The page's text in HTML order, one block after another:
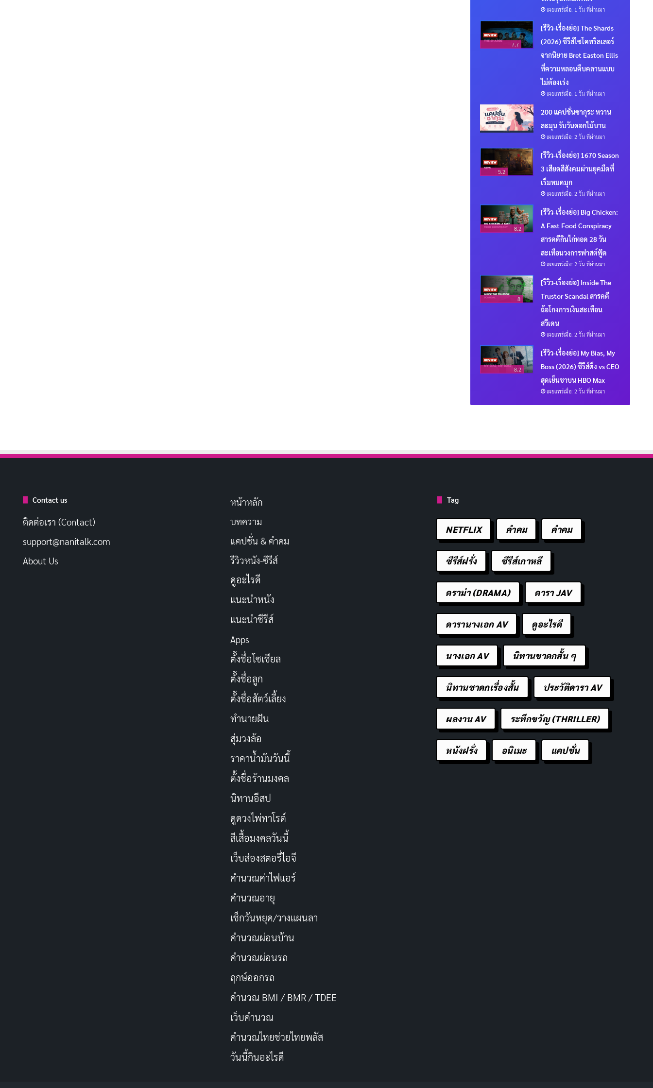
เผยแพร่เมื่อ: 1 วัน ที่ผ่านมา
7.7
[รีวิว-เรื่องย่อ] The Shards
(2026) ซีรีส์ไซโคทริลเลอร์
จากนิยาย Bret Easton Ellis
ที่ความหลอนคืบคลานแบบ
ไม่ต้องเร่ง
เผยแพร่เมื่อ: 1 วัน ที่ผ่านมา
200 แคปชั่นซากุระ หวาน
ละมุน รับวันดอกไม้บาน
เผยแพร่เมื่อ: 2 วัน ที่ผ่านมา
5.2
[รีวิว-เรื่องย่อ] 1670 Season
3 เสียดสีสังคมผ่านยุคมืดที่
เริ่มหมดมุก
เผยแพร่เมื่อ: 2 วัน ที่ผ่านมา
8.2
[รีวิว-เรื่องย่อ] Big Chicken:
A Fast Food Conspiracy
สารคดีกินไก่ทอด 28 วัน
สะเทือนวงการฟาสต์ฟู้ด
เผยแพร่เมื่อ: 2 วัน ที่ผ่านมา
8
[รีวิว-เรื่องย่อ] Inside The
Trustor Scandal สารคดี
ฉ้อโกงการเงินสะเทือน
สวีเดน
เผยแพร่เมื่อ: 2 วัน ที่ผ่านมา
8.2
[รีวิว-เรื่องย่อ] My Bias, My
Boss (2026) ซีรีส์ติ่ง vs CEO
สุดเย็นชาบน HBO Max
เผยแพร่เมื่อ: 2 วัน ที่ผ่านมา
Contact us
ติดต่อเรา (Contact)
support@nanitalk.com
About Us
หน้าหลัก
บทความ
แคปชั่น & คำคม
รีวิวหนัง-ซีรีส์
ดูอะไรดี
แนะนำหนัง
แนะนำซีรีส์
Apps
ตั้งชื่อโซเชียล
ตั้งชื่อลูก
ตั้งชื่อสัตว์เลี้ยง
ทำนายฝัน
สุ่มวงล้อ
ราคาน้ำมันวันนี้
ตั้งชื่อร้านมงคล
นิทานอีสป
ดูดวงไพ่ทาโรต์
สีเสื้อมงคลวันนี้
เว็บส่องสตอรี่ไอจี
คำนวณค่าไฟแอร์
คำนวณอายุ
เช็กวันหยุด/วางแผนลา
คำนวณผ่อนบ้าน
คำนวณผ่อนรถ
ฤกษ์ออกรถ
คำนวณ BMI / BMR / TDEE
เว็บคํานวณ
คํานวณไทยช่วยไทยพลัส
วันนี้กินอะไรดี
Tag
NETFLIX คำคม คําคม
ซีรีส์ฝรั่ง ซีรีส์เกาหลี
ดราม่า (DRAMA) ดารา JAV
ดารานางเอก AV ดูอะไรดี
นางเอก AV นิทานชาดกสั้น ๆ
นิทานชาดกเรื่องสั้น ประวัติดารา AV
ผลงาน AV ระทึกขวัญ (THRILLER)
หนังฝรั่ง อนิเมะ แคปชั่น